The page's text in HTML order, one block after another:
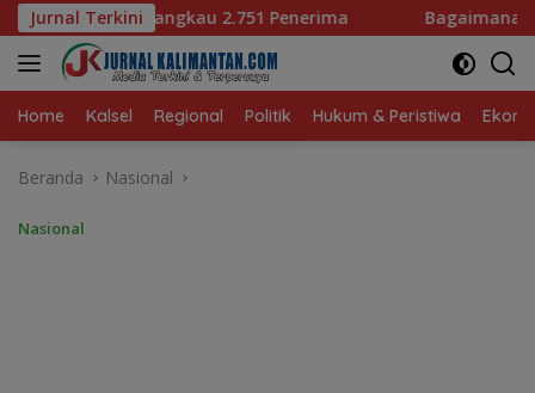
Langsung
ke
konten
Jurnal Terkini
Penerima Bagaimana KIP Hadapi Deepfake dan
Home Kalsel Regional Politik Hukum & Peristiwa
Beranda Nasional
Nasional